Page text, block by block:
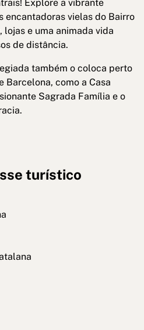
Explore a vibrante
encantadoras vielas do Bairro
e uma animada vida
de distância.
também o coloca perto
Barcelona, como a Casa
Sagrada Família e o
turístico